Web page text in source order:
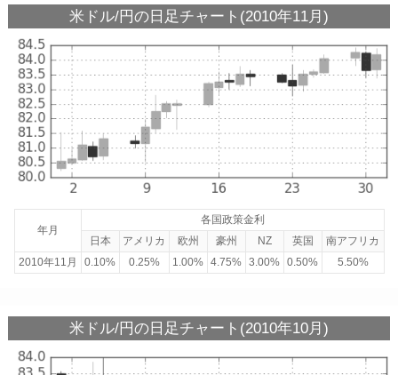
米ドル/円の日足チャート(2010年11月)
年月
各国政策金利
日本
アメリカ 欧州 豪州 NZ 英国
南アフリカ
2010年11月
0.10% 0.25% 1.00% 4.75% 3.00% 0.50% 5.50%
米ドル/円の日足チャート(2010年10月)